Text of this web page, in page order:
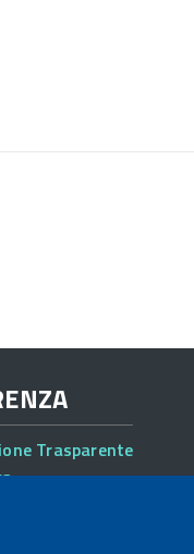
Trasparente